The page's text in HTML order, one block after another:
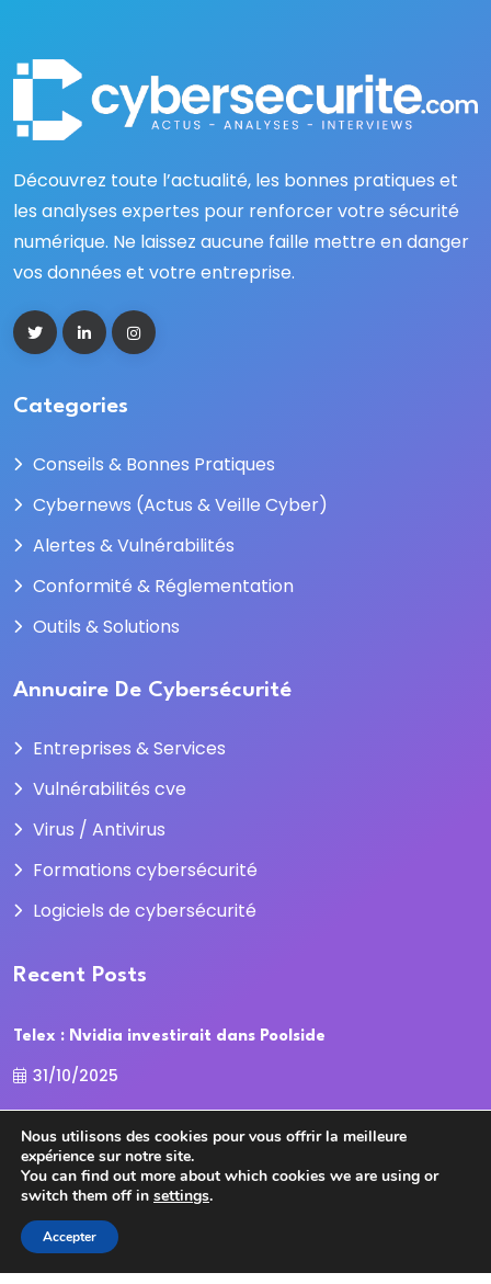
Découvrez toute l’actualité, les bonnes pratiques et
les analyses expertes pour renforcer votre sécurité
numérique. Ne laissez aucune faille mettre en danger
vos données et votre entreprise.
Categories
Conseils & Bonnes Pratiques
Cybernews (Actus & Veille Cyber)
Alertes & Vulnérabilités
Conformité & Réglementation
Outils & Solutions
Annuaire De Cybersécurité
Entreprises & Services
Vulnérabilités cve
Virus / Antivirus
Formations cybersécurité
Logiciels de cybersécurité
Recent Posts
Telex : Nvidia investirait dans Poolside
31/10/2025
La Cour des comptes recadre la
31/10/2025
Nous utilisons des cookies pour vous offrir la meilleure
expérience sur notre site.
You can find out more about which cookies we are using or
switch them off in settings.
Accepter